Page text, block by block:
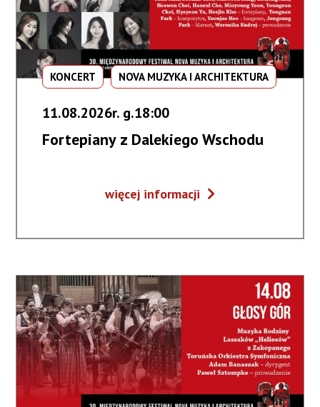
KONCERT NOVA MUZYKA I ARCHITEKTURA
11.08.2026r. g.18:00
Fortepiany z Dalekiego Wschodu
więcej informacji
Fortepiany
Wschodu